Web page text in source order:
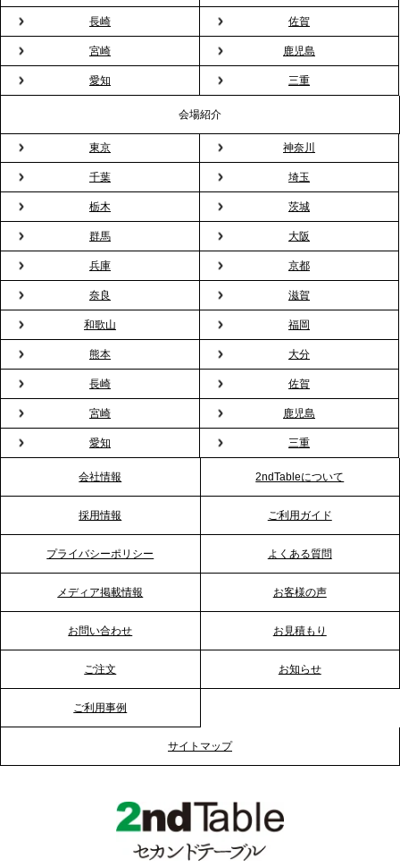
2026.3.16
プレスリリースのご案内｜2026年、春の親睦は「花
粉レス」な室内花見。福利厚生としても注目され
る、快適で新しいお花見体験
2026.3.5
プレスリリースのご案内｜「室内お花見」の法人利
用が前年比4倍に急増。オフィスに桜が届く福利厚生
の新定番
2026.2.13
プレスリリースのご案内｜オフィスが「１日限定の
バー」に！福利厚生・社内交流を格上げする《出張
バーテンダー》サービスを開始
2026.1.26
プレスリリースのご案内｜もう「義理チョコ」で悩
まない。職場のバレンタインをケータリングで“福利
厚生”化。採用にも効く新スタイルを提案
2026.1.23
RKB毎日放送「RKB NEWS」で、2ndTable「恵方
巻きケータリング」が紹介されました
2026.1.20
る？「恵方巻きケータリング」で、社内コミュニケ
ーションを活性化
2025.12.12
事提供を実施へ
長崎 佐賀
宮崎 鹿児島
愛知 三重
会場紹介
東京 神奈川
千葉 埼玉
栃木 茨城
群馬 大阪
兵庫 京都
奈良 滋賀
和歌山 福岡
熊本 大分
長崎 佐賀
宮崎 鹿児島
愛知 三重
会社情報 2ndTableについて
採用情報 ご利用ガイド
プライバシーポリシー よくある質問
メディア掲載情報 お客様の声
お問い合わせ お見積もり
ご注文 お知らせ
ご利用事例
サイトマップ